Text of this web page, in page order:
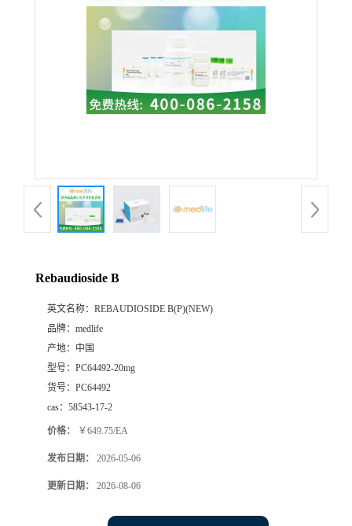
Rebaudioside B
英文名称： REBAUDIOSIDE B(P)(NEW)
品牌： medlife
产地： 中国
型号： PC64492-20mg
货号： PC64492
cas： 58543-17-2
价格： ￥649.75/EA
发布日期： 2026-05-06
更新日期： 2026-08-06